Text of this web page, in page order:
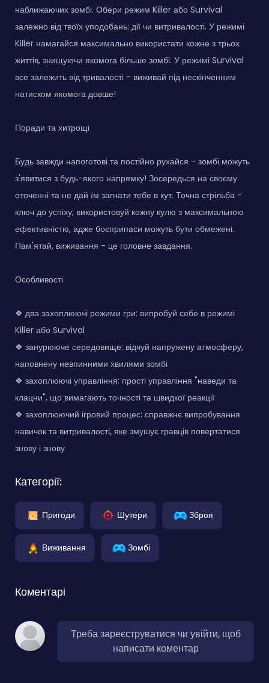
наближаючих зомбі. Обери режим Killer або Survival
залежно від твоїх уподобань: дії чи витривалості. У режимі
Killer намагайся максимально використати кожне з трьох
життів, знищуючи якомога більше зомбі. У режимі Survival
все залежить від тривалості - виживай під нескінченним
натиском якомога довше!
Поради та хитрощі
Будь завжди напоготові та постійно рухайся - зомбі можуть
з'явитися з будь-якого напрямку! Зосередься на своєму
оточенні та не дай їм загнати тебе в кут. Точна стрільба -
ключ до успіху; використовуй кожну кулю з максимальною
ефективністю, адже боєприпаси можуть бути обмежені.
Пам'ятай, виживання - це головне завдання.
Особливості
❖ два захоплюючі режими гри: випробуй себе в режимі
Killer або Survival
❖ занурююче середовище: відчуй напружену атмосферу,
наповнену невпинними хвилями зомбі
❖ захоплюючі управління: прості управління "наведи та
клацни", що вимагають точності та швидкої реакції
❖ захоплюючий ігровий процес: справжнє випробування
навичок та витривалості, яке змушує гравців повертатися
знову і знову
Категорії:
Пригоди Шутери Зброя
Виживання Зомбі
Коментарі
Треба зареєструватися чи увійти, щоб
написати коментар